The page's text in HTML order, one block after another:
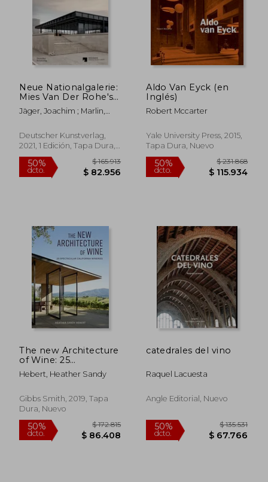
Neue Nationalgalerie:
Mies Van Der Rohe's
Museum (en Inglés)
Jäger, Joachim ; Marlin,
Deutscher Kunstverlag,
2021, 1 Edición, Tapa Dura,
Nuevo
Aldo Van Eyck (en
Inglés)
Robert Mccarter
Yale University Press, 2015,
Tapa Dura, Nuevo
The new Architecture
of Wine: 25
Spectacular California
Wineries (en Inglés)
Hebert, Heather Sandy
Gibbs Smith, 2019, Tapa
Dura, Nuevo
catedrales del vino
Raquel Lacuesta
Angle Editorial, Nuevo